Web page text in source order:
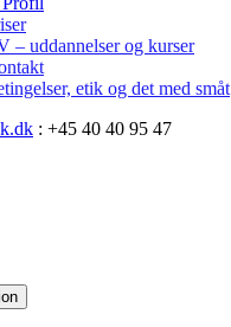
– uddannelser og kurser
etik og det med småt
: +45 40 40 95 47